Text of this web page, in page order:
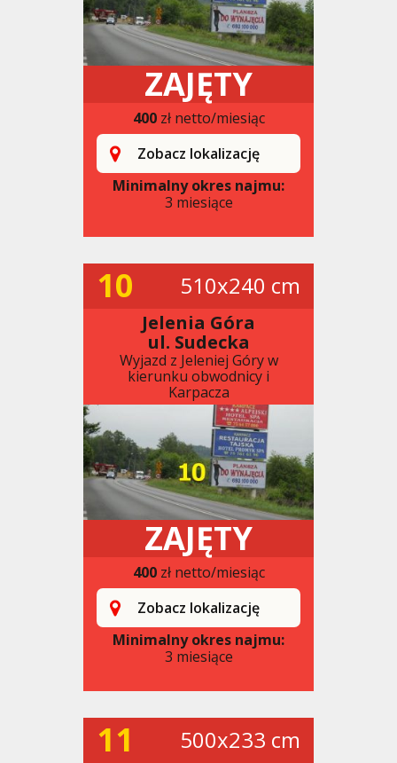
ZAJĘTY
400zł netto/miesiąc
Zobacz lokalizację
Minimalny okres najmu:
3 miesiące
10 510x240 cm
Jelenia Góra
ul. Sudecka
Wyjazd z Jeleniej Góry w
kierunku obwodnicy i
Karpacza
ZAJĘTY
400zł netto/miesiąc
Zobacz lokalizację
Minimalny okres najmu:
3 miesiące
11 500x233 cm